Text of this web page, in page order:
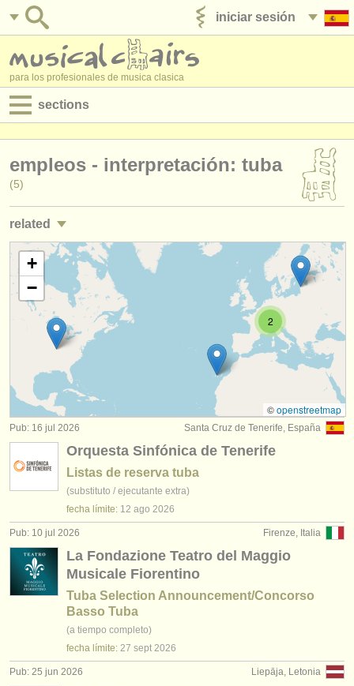
iniciar sesión
para los profesionales de musica clasica
sections
empleos - interpretación
empleos - administración
degree courses
cursillos
concursos
instrumentos en venta
instrumentos robados
directorios:
orquestas y teatros
conservatorios
jóvenes orquestas
musicalchairs:
acerca de musicalchairs
contáctenos
fuentes rss
empleos - interpretación: tuba
(5)
related
empleos - enseñanza: tuba
cursos/ masterclass tuba
degree courses: serpent/
degree courses: tuba
concurso de tuba
tuba perdido
2
+
−
©openstreetmap
Santa Cruz de Tenerife, España
Pub: 16 jul 2026
Orquesta Sinfónica de Tenerife
Listas de reserva tuba
(substituto / ejecutante extra)
fecha límite: 12 ago 2026
Firenze, Italia
Pub: 10 jul 2026
La Fondazione Teatro del Maggio
Musicale Fiorentino
Tuba Selection Announcement/Concorso
Basso Tuba
(a tiempo completo)
fecha límite: 27 sept 2026
Liepāja, Letonia
Pub: 25 jun 2026